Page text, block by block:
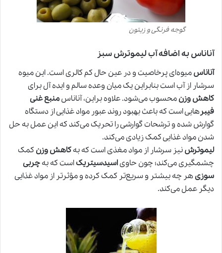
گوجه فرنگی و زیتون
آناناس به اضافه آب لیموترش سبز
آناناسمیوه‌ای پرخاصیت و در عین حال کم کالری است. این میوه
سرشار از آب است بنابراین یک میان وعده سالم و ایده آل برای
کاهش وزنمحسوب می‌شود. علاوه براین، آناناسمنبع غنی
فیبرهایی است که باعث بهبود روند عبور مواد غذایی از دستگاه
گوارش شده و ترشحات گوارشی را تحریک می‌کند که این عمل به حل
شدن مواد غذایی کمک زیادی می‌کند.
لیموترشنیز سرشار از مواد مغذی است که بهکاهش وزن کمک
چشمگیری می‌کند؛ چون حاویاسیدسیتریکاست که بهچربی
سوزی هر چه بیشتر و سریع‌تر کمک کرده و مؤثرتر از مواد غذایی
دیگر عمل می‌کند.